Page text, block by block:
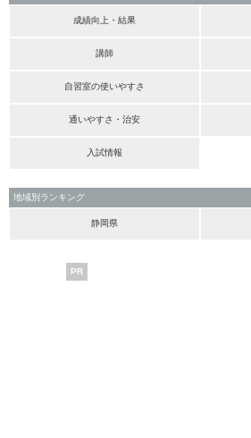
成績向上・結果
講師
自習室の使いやすさ
通いやすさ・治安
入試情報
地域別ランキング
静岡県
PR